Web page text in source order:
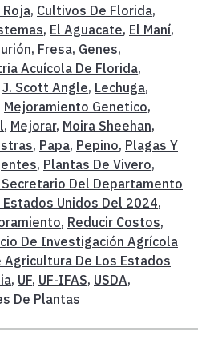
Roja, Cultivos De Florida,
, El Aguacate, El Maní,
, Fresa, Genes,
Acuícola De Florida,
J. Scott Angle, Lechuga,
Mejoramiento Genetico,
, Mejorar, Moira Sheehan,
, Papa, Pepino, Plagas Y
, Plantas De Vivero,
Del Departamento
Unidos Del 2024,
, Reducir Costos,
De Investigación Agrícola
De Los Estados
, UF, UF-IFAS, USDA,
De Plantas